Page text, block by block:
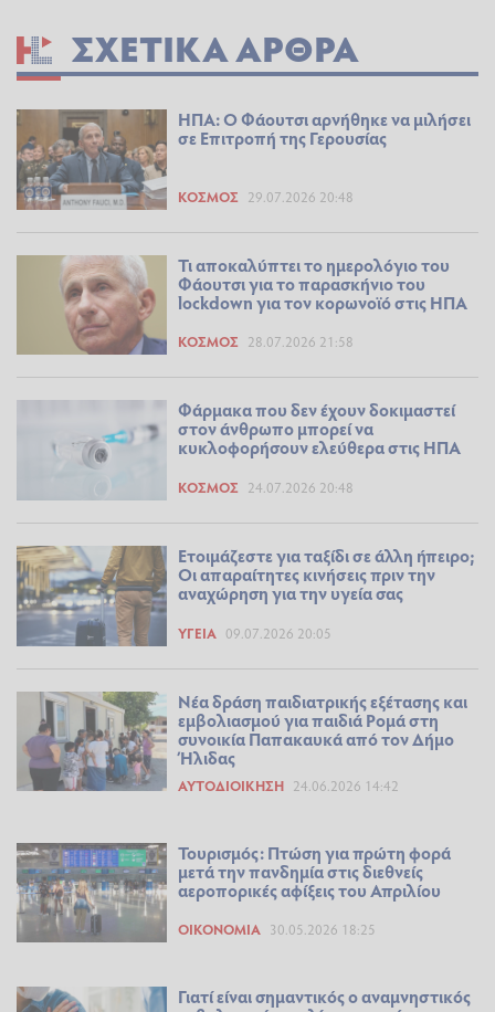
ΣΧΕΤΙΚΆ ΆΡΘΡΑ
ΗΠΑ: Ο Φάουτσι αρνήθηκε να μιλήσει
σε Επιτροπή της Γερουσίας
ΚΌΣΜΟΣ 29.07.2026 20:48
Τι αποκαλύπτει το ημερολόγιο του
Φάουτσι για το παρασκήνιο του
lockdown για τον κορωνοϊό στις ΗΠΑ
ΚΌΣΜΟΣ 28.07.2026 21:58
Φάρμακα που δεν έχουν δοκιμαστεί
στον άνθρωπο μπορεί να
κυκλοφορήσουν ελεύθερα στις ΗΠΑ
ΚΌΣΜΟΣ 24.07.2026 20:48
Ετοιμάζεστε για ταξίδι σε άλλη ήπειρο;
Οι απαραίτητες κινήσεις πριν την
αναχώρηση για την υγεία σας
ΥΓΕΊΑ 09.07.2026 20:05
Νέα δράση παιδιατρικής εξέτασης και
εμβολιασμού για παιδιά Ρομά στη
συνοικία Παπακαυκά από τον Δήμο
Ήλιδας
ΑΥΤΟΔΙΟΊΚΗΣΗ 24.06.2026 14:42
Τουρισμός: Πτώση για πρώτη φορά
μετά την πανδημία στις διεθνείς
αεροπορικές αφίξεις του Απριλίου
ΟΙΚΟΝΟΜΊΑ 30.05.2026 18:25
Γιατί είναι σημαντικός ο αναμνηστικός